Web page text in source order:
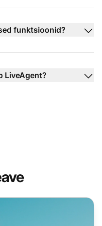
funktsioonid?
LiveAgent?
Gartneri